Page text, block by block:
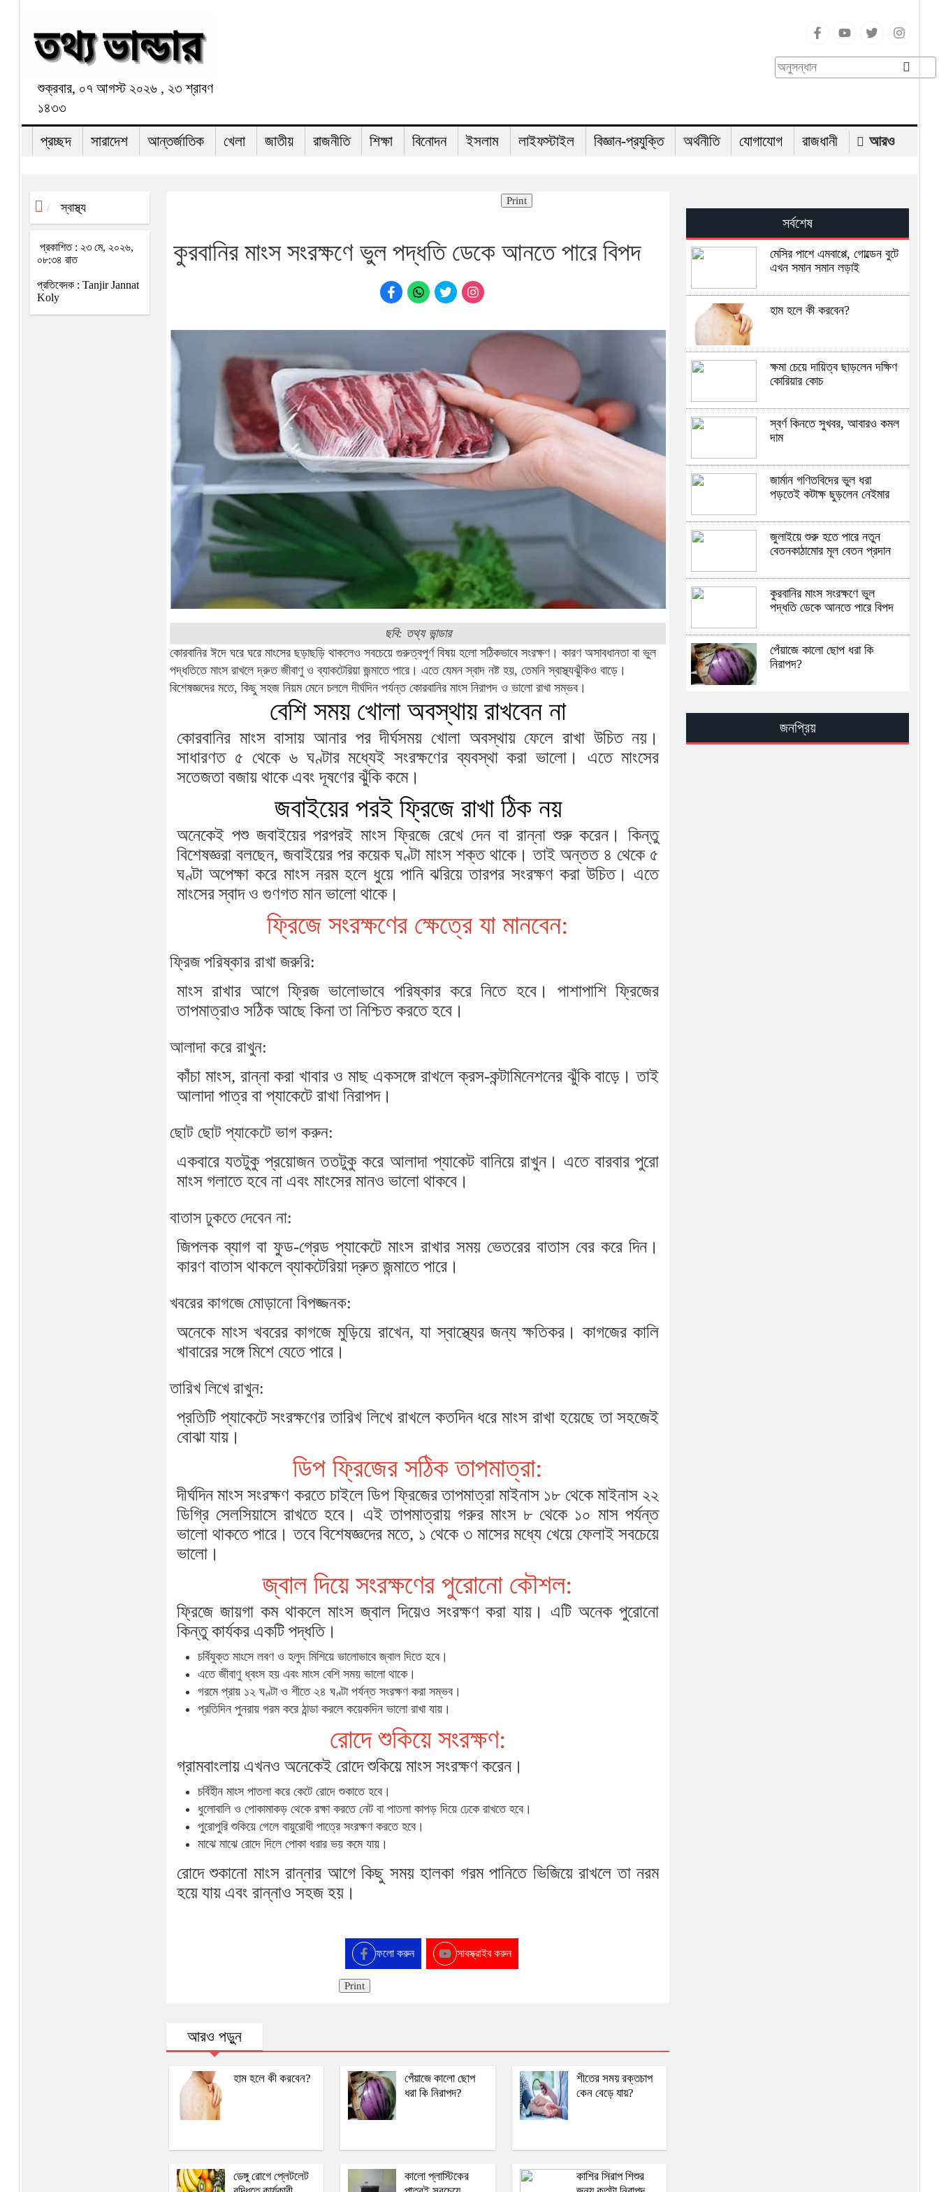
শুক্রবার, ০৭ আগস্ট ২০২৬ , ২৩ শ্রাবণ
১৪৩৩
প্রচ্ছদ সারাদেশ আন্তর্জাতিক খেলা জাতীয় রাজনীতি শিক্ষা বিনোদন ইসলাম লাইফস্টাইল বিজ্ঞান-প্রযুক্তি অর্থনীতি যোগাযোগ রাজধানী আরও
স্বাস্থ্য
প্রকাশিত : ২৩ মে, ২০২৬,
০৮:৩৪ রাত
প্রতিবেদক : Tanjir Jannat
Koly
Print
কুরবানির মাংস সংরক্ষণে ভুল পদ্ধতি ডেকে আনতে পারে বিপদ
ছবি: তথ্য ভান্ডার
কোরবানির ঈদে ঘরে ঘরে মাংসের ছড়াছড়ি থাকলেও সবচেয়ে গুরুত্বপূর্ণ বিষয় হলো সঠিকভাবে সংরক্ষণ। কারণ অসাবধানতা বা ভুল
পদ্ধতিতে মাংস রাখলে দ্রুত জীবাণু ও ব্যাকটেরিয়া জন্মাতে পারে। এতে যেমন স্বাদ নষ্ট হয়, তেমনি স্বাস্থ্যঝুঁকিও বাড়ে।
বিশেষজ্ঞদের মতে, কিছু সহজ নিয়ম মেনে চললে দীর্ঘদিন পর্যন্ত কোরবানির মাংস নিরাপদ ও ভালো রাখা সম্ভব।
বেশি সময় খোলা অবস্থায় রাখবেন না
কোরবানির মাংস বাসায় আনার পর দীর্ঘসময় খোলা অবস্থায় ফেলে রাখা উচিত নয়।
সাধারণত ৫ থেকে ৬ ঘণ্টার মধ্যেই সংরক্ষণের ব্যবস্থা করা ভালো। এতে মাংসের
সতেজতা বজায় থাকে এবং দূষণের ঝুঁকি কমে।
জবাইয়ের পরই ফ্রিজে রাখা ঠিক নয়
অনেকেই পশু জবাইয়ের পরপরই মাংস ফ্রিজে রেখে দেন বা রান্না শুরু করেন। কিন্তু
বিশেষজ্ঞরা বলছেন, জবাইয়ের পর কয়েক ঘণ্টা মাংস শক্ত থাকে। তাই অন্তত ৪ থেকে ৫
ঘণ্টা অপেক্ষা করে মাংস নরম হলে ধুয়ে পানি ঝরিয়ে তারপর সংরক্ষণ করা উচিত। এতে
মাংসের স্বাদ ও গুণগত মান ভালো থাকে।
ফ্রিজে সংরক্ষণের ক্ষেত্রে যা মানবেন:
ফ্রিজ পরিষ্কার রাখা জরুরি:
মাংস রাখার আগে ফ্রিজ ভালোভাবে পরিষ্কার করে নিতে হবে। পাশাপাশি ফ্রিজের
তাপমাত্রাও সঠিক আছে কিনা তা নিশ্চিত করতে হবে।
আলাদা করে রাখুন:
কাঁচা মাংস, রান্না করা খাবার ও মাছ একসঙ্গে রাখলে ক্রস-কন্টামিনেশনের ঝুঁকি বাড়ে। তাই
আলাদা পাত্র বা প্যাকেটে রাখা নিরাপদ।
ছোট ছোট প্যাকেটে ভাগ করুন:
একবারে যতটুকু প্রয়োজন ততটুকু করে আলাদা প্যাকেট বানিয়ে রাখুন। এতে বারবার পুরো
মাংস গলাতে হবে না এবং মাংসের মানও ভালো থাকবে।
বাতাস ঢুকতে দেবেন না:
জিপলক ব্যাগ বা ফুড-গ্রেড প্যাকেটে মাংস রাখার সময় ভেতরের বাতাস বের করে দিন।
কারণ বাতাস থাকলে ব্যাকটেরিয়া দ্রুত জন্মাতে পারে।
খবরের কাগজে মোড়ানো বিপজ্জনক:
অনেকে মাংস খবরের কাগজে মুড়িয়ে রাখেন, যা স্বাস্থ্যের জন্য ক্ষতিকর। কাগজের কালি
খাবারের সঙ্গে মিশে যেতে পারে।
তারিখ লিখে রাখুন:
প্রতিটি প্যাকেটে সংরক্ষণের তারিখ লিখে রাখলে কতদিন ধরে মাংস রাখা হয়েছে তা সহজেই
বোঝা যায়।
ডিপ ফ্রিজের সঠিক তাপমাত্রা:
দীর্ঘদিন মাংস সংরক্ষণ করতে চাইলে ডিপ ফ্রিজের তাপমাত্রা মাইনাস ১৮ থেকে মাইনাস ২২
ডিগ্রি সেলসিয়াসে রাখতে হবে। এই তাপমাত্রায় গরুর মাংস ৮ থেকে ১০ মাস পর্যন্ত
ভালো থাকতে পারে। তবে বিশেষজ্ঞদের মতে, ১ থেকে ৩ মাসের মধ্যে খেয়ে ফেলাই সবচেয়ে
ভালো।
জ্বাল দিয়ে সংরক্ষণের পুরোনো কৌশল:
ফ্রিজে জায়গা কম থাকলে মাংস জ্বাল দিয়েও সংরক্ষণ করা যায়। এটি অনেক পুরোনো
কিন্তু কার্যকর একটি পদ্ধতি।
চর্বিযুক্ত মাংসে লবণ ও হলুদ মিশিয়ে ভালোভাবে জ্বাল দিতে হবে।
এতে জীবাণু ধ্বংস হয় এবং মাংস বেশি সময় ভালো থাকে।
গরমে প্রায় ১২ ঘণ্টা ও শীতে ২৪ ঘণ্টা পর্যন্ত সংরক্ষণ করা সম্ভব।
প্রতিদিন পুনরায় গরম করে ঠান্ডা করলে কয়েকদিন ভালো রাখা যায়।
রোদে শুকিয়ে সংরক্ষণ:
গ্রামবাংলায় এখনও অনেকেই রোদে শুকিয়ে মাংস সংরক্ষণ করেন।
চর্বিহীন মাংস পাতলা করে কেটে রোদে শুকাতে হবে।
ধুলোবালি ও পোকামাকড় থেকে রক্ষা করতে নেট বা পাতলা কাপড় দিয়ে ঢেকে রাখতে হবে।
পুরোপুরি শুকিয়ে গেলে বায়ুরোধী পাত্রে সংরক্ষণ করতে হবে।
মাঝে মাঝে রোদে দিলে পোকা ধরার ভয় কমে যায়।
রোদে শুকানো মাংস রান্নার আগে কিছু সময় হালকা গরম পানিতে ভিজিয়ে রাখলে তা নরম
হয়ে যায় এবং রান্নাও সহজ হয়।
ফলো করুন সাবস্ক্রাইব করুন
Print
আরও পড়ুন
হাম হলে কী করবেন?
পেঁয়াজে কালো ছোপ
ধরা কি নিরাপদ?
শীতের সময় রক্তচাপ
কেন বেড়ে যায়?
ডেঙ্গু রোগে প্লেটলেট
কালো প্লাস্টিকের
কাশির সিরাপ শিশুর
সর্বশেষ
মেসির পাশে এমবাপ্পে, গোল্ডেন বুটে
এখন সমান সমান লড়াই
হাম হলে কী করবেন?
ক্ষমা চেয়ে দায়িত্ব ছাড়লেন দক্ষিণ
কোরিয়ার কোচ
স্বর্ণ কিনতে সুখবর, আবারও কমল
দাম
জার্মান গণিতবিদের ভুল ধরা
পড়তেই কটাক্ষ ছুড়লেন নেইমার
জুলাইয়ে শুরু হতে পারে নতুন
বেতনকাঠামোর মূল বেতন প্রদান
কুরবানির মাংস সংরক্ষণে ভুল
পদ্ধতি ডেকে আনতে পারে বিপদ
পেঁয়াজে কালো ছোপ ধরা কি
নিরাপদ?
আমল — সহিহ হাদিসের আলোকে
জান্নাতের সুসংবাদ
জনপ্রিয়